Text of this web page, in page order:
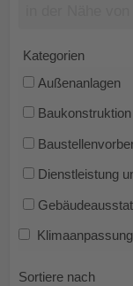
Kategorien
Außenanlagen
Baukonstruktion
Dienstleistung
Klimaanpassung
Sortiere nach